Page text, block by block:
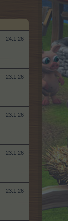
24.1.26
23.1.26
23.1.26
23.1.26
23.1.26